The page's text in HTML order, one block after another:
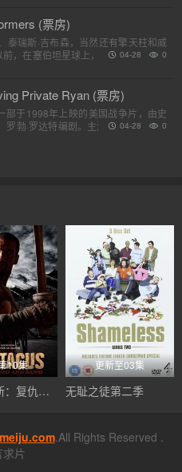
(票房)
泰瑞斯·吉布森，当然还有擎天柱和威
，在塞伯坦星球上，一个巨大的，强
0
04-28
Private Ryan (票房)
部于1998年上映的美国战争片，由史
罗勃·罗达特编剧。主演包括汤姆·汉克
0
04-28
10集
斯巴达克斯：复仇第二季
更新至03集
无耻之徒第二季
.All Rights Reserved .
求片